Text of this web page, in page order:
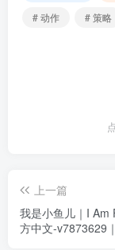
# 动作
# 策略
上一篇
我是小鱼儿｜I Am
方中文-v7873629